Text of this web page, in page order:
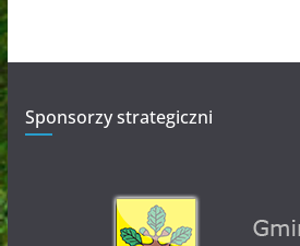
Sponsorzy strategiczni